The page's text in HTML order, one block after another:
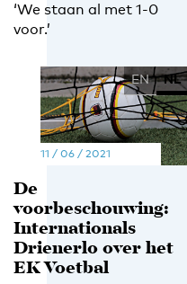
‘We staan al met 1-0
voor.’
EN NL
11 / 06 / 2021
De
voorbeschouwing:
Internationals
Drienerlo over het
EK Voetbal